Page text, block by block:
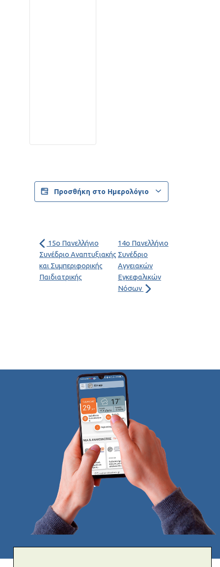
Προσθήκη στο Ημερολόγιο
15ο Πανελλήνιο
Συνέδριο Αναπτυξιακής
και Συμπεριφορικής
Παιδιατρικής
14o Πανελλήνιο
Συνέδριο
Αγγειακών
Εγκεφαλικών
Νόσων